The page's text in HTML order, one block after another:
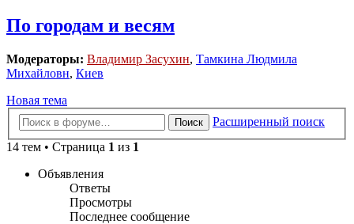
По городам и весям
Модераторы: Владимир Засухин, Тамкина Людмила
Михайловн, Киев
Новая тема
Поиск
Расширенный поиск
14 тем • Страница 1 из 1
Объявления
Ответы
Просмотры
Последнее сообщение